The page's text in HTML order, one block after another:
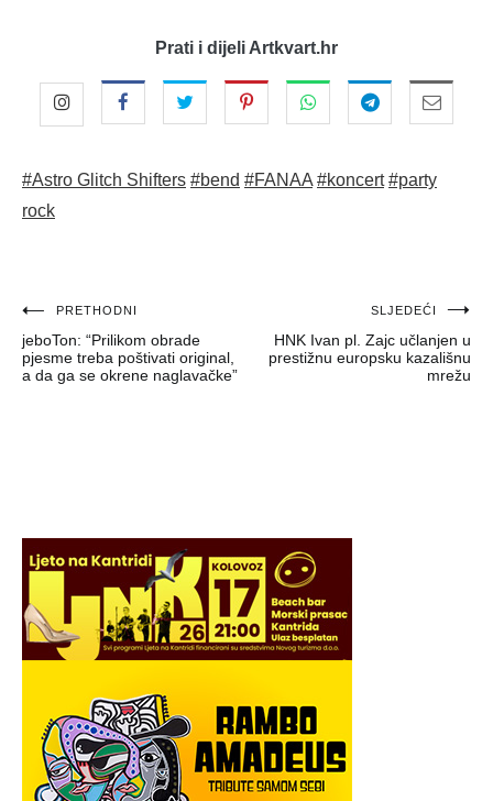
Prati i dijeli Artkvart.hr
#Astro Glitch Shifters #bend #FANAA #koncert #party
rock
Navigacija
objava
PRETHODNI
jeboTon: “Prilikom obrade
pjesme treba poštivati original,
a da ga se okrene naglavačke”
SLJEDEĆI
HNK Ivan pl. Zajc učlanjen u
prestižnu europsku kazališnu
mrežu